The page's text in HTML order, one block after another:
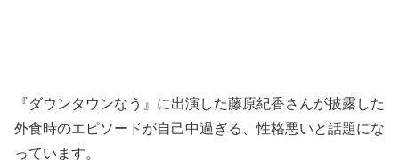
『ダウンタウンなう』に出演した藤原紀香さんが披露した
外食時のエピソードが自己中過ぎる、性格悪いと話題にな
っています。